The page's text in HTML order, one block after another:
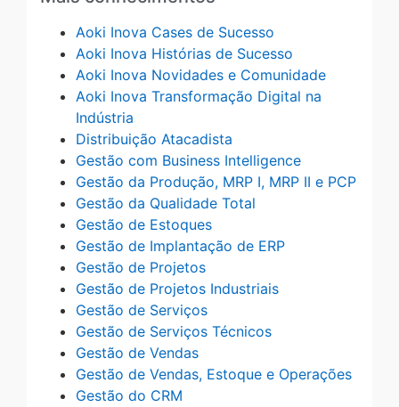
Aoki Inova Cases de Sucesso
Aoki Inova Histórias de Sucesso
Aoki Inova Novidades e Comunidade
Aoki Inova Transformação Digital na
Indústria
Distribuição Atacadista
Gestão com Business Intelligence
Gestão da Produção, MRP I, MRP II e PCP
Gestão da Qualidade Total
Gestão de Estoques
Gestão de Implantação de ERP
Gestão de Projetos
Gestão de Projetos Industriais
Gestão de Serviços
Gestão de Serviços Técnicos
Gestão de Vendas
Gestão de Vendas, Estoque e Operações
Gestão do CRM